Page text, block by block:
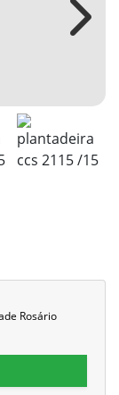
Next
Rosário